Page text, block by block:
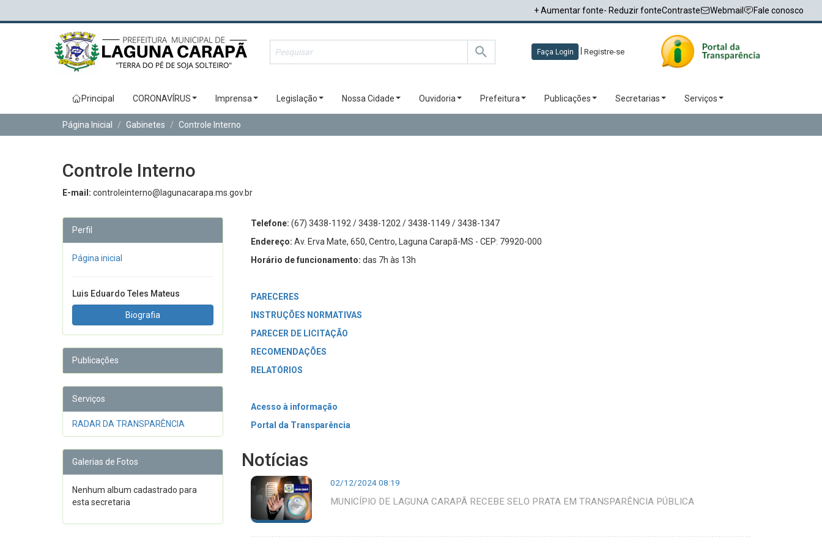
+ Aumentar fonte- Reduzir fonteContraste Webmail Fale conosco
Faça Login Registre-se
Principal CORONAVÍRUS Imprensa Legislação Nossa Cidade Ouvidoria Prefeitura Publicações Secretarias Serviços
Página Inicial Gabinetes Controle Interno
Controle Interno
E-mail: controleinterno@lagunacarapa.ms.gov.br
Perfil
Página inicial
Luis Eduardo Teles Mateus
Biografia
Publicações
Serviços
RADAR DA TRANSPARÊNCIA
Galerias de Fotos
Nenhum album cadastrado para
esta secretaria
Telefone: (67) 3438-1192 / 3438-1202 / 3438-1149 / 3438-1347
Endereço: Av. Erva Mate, 650, Centro, Laguna Carapã-MS - CEP: 79920-000
Horário de funcionamento: das 7h às 13h
PARECERES
INSTRUÇÕES NORMATIVAS
PARECER DE LICITAÇÃO
RECOMENDAÇÕES
RELATÓRIOS
Acesso à informação
Portal da Transparência
Notícias
02/12/2024 08:19
MUNICÍPIO DE LAGUNA CARAPÃ RECEBE SELO PRATA EM TRANSPARÊNCIA PÚBLICA